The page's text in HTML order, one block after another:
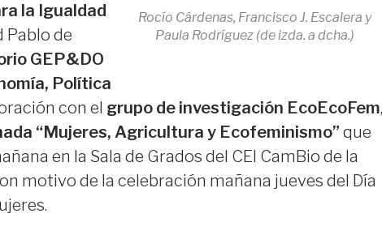
Rocío Cárdenas, Francisco J. Escalera y
Paula Rodríguez (de izda. a dcha.)
la Igualdad
Pablo de
GEP&DO
Política
con el grupo de investigación EcoEcoFem,
“Mujeres, Agricultura y Ecofeminismo” que
en la Sala de Grados del CEI CamBio de la
motivo de la celebración mañana jueves del Día